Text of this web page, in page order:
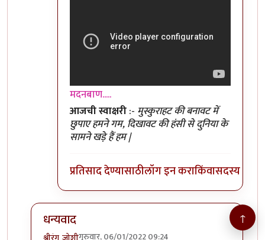
मदनबाण.....
आजची स्वाक्षरी:- मुस्कुराहट की बनावट में
छुपाए हमने गम, दिखावट की हंसी से दुनिया के
सामने खड़े हैं हम |
प्रतिसाद देण्यासाठीलॉग इन कराकिंवासदस्य व्हा
धन्यवाद
गुरुवार, 06/01/2022 09:24
↑